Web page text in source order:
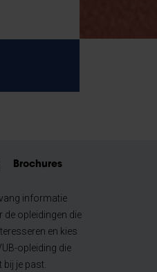
Brochures
informatie
de opleidingen die
en kies
opleiding die
bij je past.